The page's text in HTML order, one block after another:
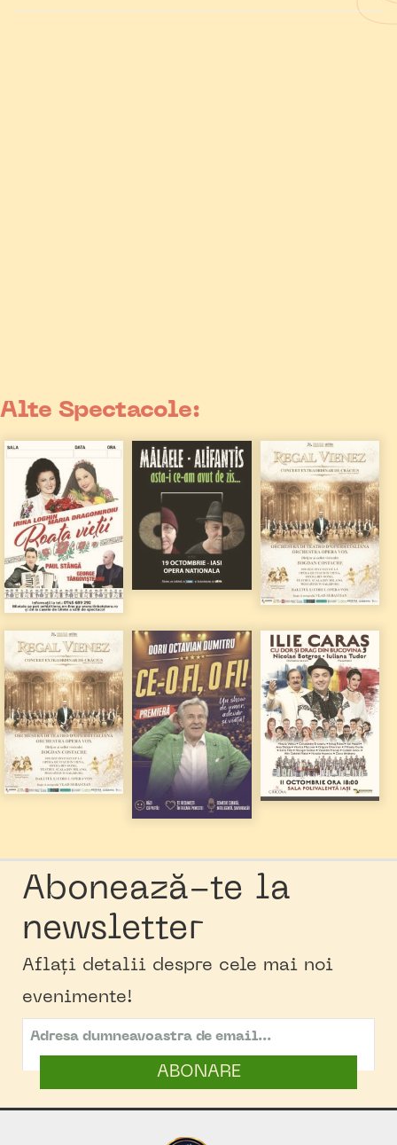
Alte Spectacole:
Abonează-te la
newsletter
Aflați detalii despre cele mai noi
evenimente!
ABONARE